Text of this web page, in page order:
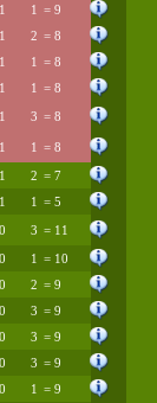
1 1 = 9
1 2 = 8
1 1 = 8
1 1 = 8
1 3 = 8
1 1 = 8
1 2 = 7
1 1 = 5
0 3 = 11
0 1 = 10
0 2 = 9
0 3 = 9
0 3 = 9
0 3 = 9
0 1 = 9